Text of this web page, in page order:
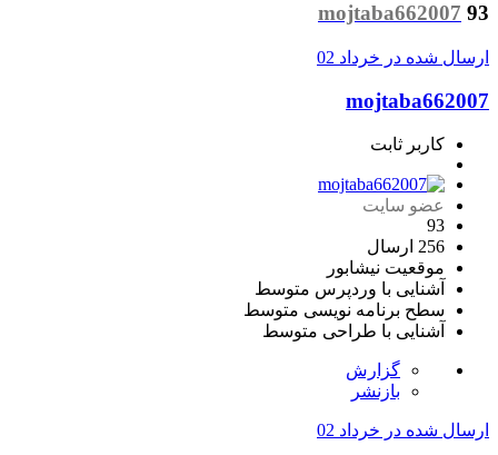
mojtaba662007 93
ارسال شده در خرداد 02
mojtaba662007
کاربر ثابت
عضو سایت
93
256 ارسال
موقعیت نیشابور
آشنایی با وردپرس متوسط
سطح برنامه نویسی متوسط
آشنایی با طراحی متوسط
گزارش
بازنشر
ارسال شده در خرداد 02